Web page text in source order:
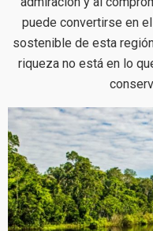
puede convertirse en
sostenible de esta
riqueza no está en lo